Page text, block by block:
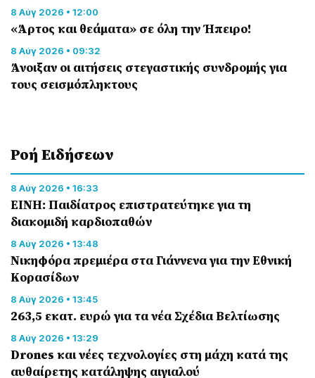
8 Αύγ 2026 • 12:00
«Άρτος και θεάματα» σε όλη την Ήπειρο!
8 Αύγ 2026 • 09:32
Άνοιξαν οι αιτήσεις στεγαστικής συνδρομής για
τους σεισμόπληκτους
Ροή Eιδήσεων
8 Αύγ 2026 • 16:33
ΕΙΝΗ: Παιδίατρος επιστρατεύτηκε για τη
διακομιδή καρδιοπαθών
8 Αύγ 2026 • 13:48
Nικηφόρα πρεμιέρα στα Γιάννενα για την Εθνική
Κορασίδων
8 Αύγ 2026 • 13:45
263,5 εκατ. ευρώ για τα νέα Σχέδια Βελτίωσης
8 Αύγ 2026 • 13:29
Drones και νέες τεχνολογίες στη μάχη κατά της
αυθαίρετης κατάληψης αιγιαλού